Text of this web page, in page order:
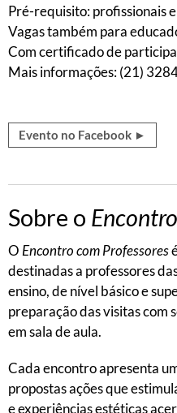
Pré-requisito: profissionais
Vagas também para
Com certificado de
Mais informações: (21)
Evento no Facebook ►
Sobre o
O Encontro com Professores
destinadas a professores
ensino, de nível básico e
preparação das visitas com
em sala de aula.
Cada encontro apresenta
propostas ações que
e experiências estéticas